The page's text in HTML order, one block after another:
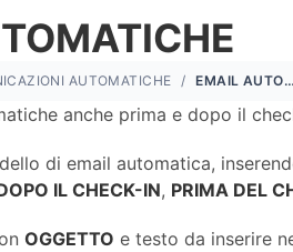
AUTOMATICHE EMAIL AUTOMATICHE
anche prima e dopo il
di email automatica,
IL CHECK-IN, PRIMA DEL
OGGETTO e testo da inserire